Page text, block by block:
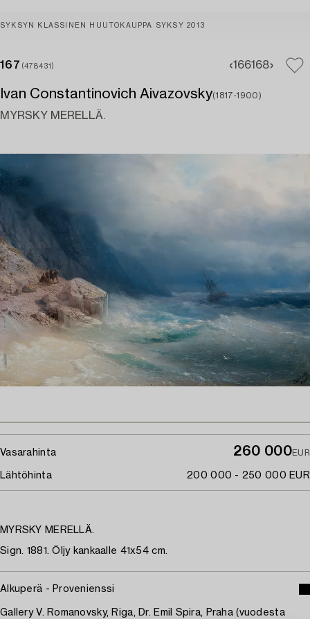
SYKSYN KLASSINEN HUUTOKAUPPA SYKSY 2013
167 (478431) 166168
Ivan Constantinovich Aivazovsky(1817-1900)
MYRSKY MERELLÄ.
Vasarahinta 260 000EUR
Lähtöhinta 200 000 - 250 000 EUR
MYRSKY MERELLÄ.
Sign. 1881. Öljy kankaalle 41x54 cm.
Alkuperä - Provenienssi
Gallery V. Romanovsky, Riga, Dr. Emil Spira, Praha (vuodesta